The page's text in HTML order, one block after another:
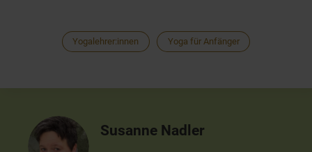
Yogalehrer:innen Yoga für Anfänger
Susanne Nadler